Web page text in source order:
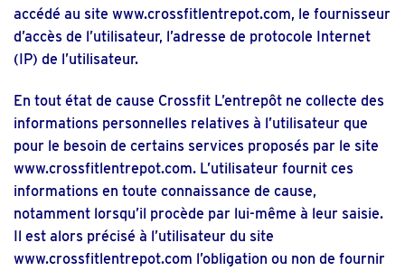
accédé au site www.crossfitlentrepot.com, le fournisseur
d’accès de l’utilisateur, l’adresse de protocole Internet
(IP) de l’utilisateur.
En tout état de cause Crossfit L’entrepôt ne collecte des
informations personnelles relatives à l’utilisateur que
pour le besoin de certains services proposés par le site
www.crossfitlentrepot.com. L’utilisateur fournit ces
informations en toute connaissance de cause,
notamment lorsqu’il procède par lui-même à leur saisie.
Il est alors précisé à l’utilisateur du site
www.crossfitlentrepot.com l’obligation ou non de fournir